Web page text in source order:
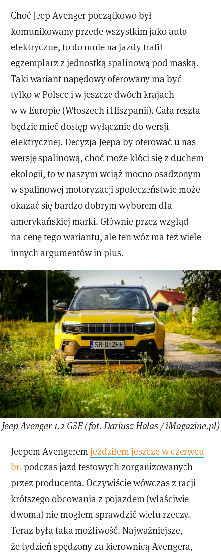
Choć Jeep Avenger początkowo był
komunikowany przede wszystkim jako auto
elektryczne, to do mnie na jazdy trafił
egzemplarz z jednostką spalinową pod maską.
Taki wariant napędowy oferowany ma być
tylko w Polsce i w jeszcze dwóch krajach
w w Europie (Włoszech i Hiszpanii). Cała reszta
będzie mieć dostęp wyłącznie do wersji
elektrycznej. Decyzja Jeepa by oferować u nas
wersję spalinową, choć może kłóci się z duchem
ekologii, to w naszym wciąż mocno osadzonym
w spalinowej motoryzacji społeczeństwie może
okazać się bardzo dobrym wyborem dla
amerykańskiej marki. Głównie przez wzgląd
na cenę tego wariantu, ale ten wóz ma też wiele
innych argumentów in plus.
Jeep Avenger 1.2 GSE (fot. Dariusz Hałas / iMagazine.pl)
Jeepem Avengeremjeździłem jeszcze w czerwcu
br. podczas jazd testowych zorganizowanych
przez producenta. Oczywiście wówczas z racji
krótszego obcowania z pojazdem (właściwie
dwoma) nie mogłem sprawdzić wielu rzeczy.
Teraz była taka możliwość. Najważniejsze,
że tydzień spędzony za kierownicą Avengera,